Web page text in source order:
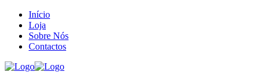
Início
Loja
Sobre Nós
Contactos